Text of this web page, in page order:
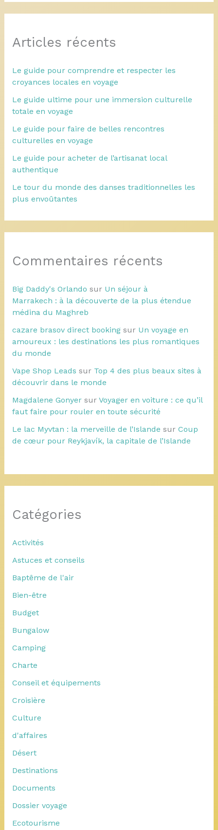
Articles récents
Le guide pour comprendre et respecter les
croyances locales en voyage
Le guide ultime pour une immersion culturelle
totale en voyage
Le guide pour faire de belles rencontres
culturelles en voyage
Le guide pour acheter de l’artisanat local
authentique
Le tour du monde des danses traditionnelles les
plus envoûtantes
Commentaires récents
Big Daddy's Orlando sur Un séjour à
Marrakech : à la découverte de la plus étendue
médina du Maghreb
cazare brasov direct bookingsur Un voyage en
amoureux : les destinations les plus romantiques
du monde
Vape Shop Leads sur Top 4 des plus beaux sites à
découvrir dans le monde
Magdalene Gonyersur Voyager en voiture : ce qu’il
faut faire pour rouler en toute sécurité
Le lac Myvtan : la merveille de l’Islande sur Coup
de cœur pour Reykjavík, la capitale de l’Islande
Catégories
Activités
Astuces et conseils
Baptême de l'air
Bien-être
Budget
Bungalow
Camping
Charte
Conseil et équipements
Croisière
Culture
d'affaires
Désert
Destinations
Documents
Dossier voyage
Ecotourisme